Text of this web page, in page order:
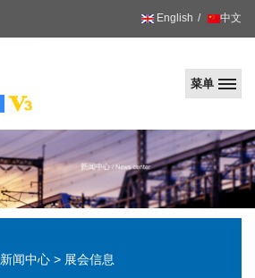
English 中文
菜单
新闻中心 > 展会信息